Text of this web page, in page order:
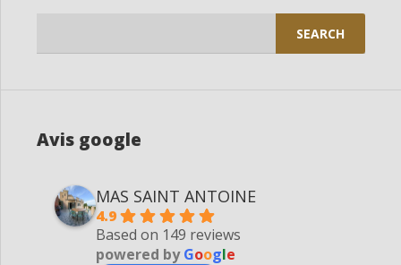
Avis google
MAS SAINT ANTOINE
4.9
Based on 149 reviews
powered byGoogle